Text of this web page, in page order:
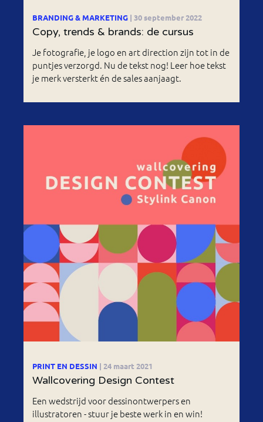
BRANDING & MARKETING | 30 september 2022
Copy, trends & brands: de cursus
Je fotografie, je logo en art direction zijn tot in de
puntjes verzorgd. Nu de tekst nog! Leer hoe tekst
je merk versterkt én de sales aanjaagt.
PRINT EN DESSIN | 24 maart 2021
Wallcovering Design Contest
Een wedstrijd voor dessinontwerpers en
illustratoren - stuur je beste werk in en win!